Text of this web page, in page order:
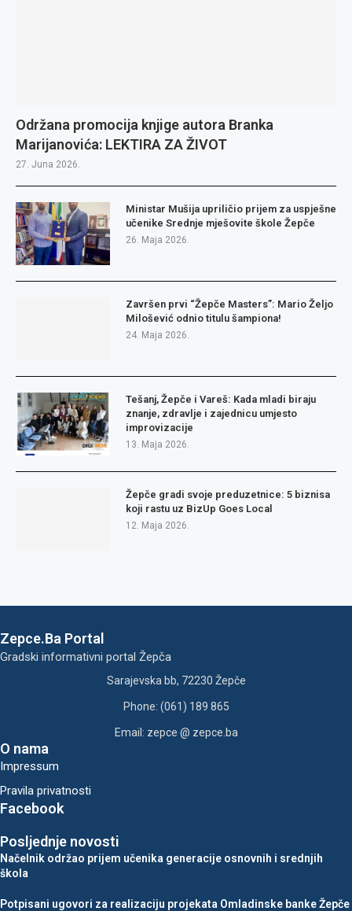
Održana promocija knjige autora Branka
Marijanovića: LEKTIRA ZA ŽIVOT
27. Juna 2026.
Ministar Mušija upriličio prijem za uspješne
učenike Srednje mješovite škole Žepče
26. Maja 2026.
Završen prvi “Žepče Masters”: Mario Željo
Milošević odnio titulu šampiona!
24. Maja 2026.
Tešanj, Žepče i Vareš: Kada mladi biraju
znanje, zdravlje i zajednicu umjesto
improvizacije
13. Maja 2026.
Žepče gradi svoje preduzetnice: 5 biznisa
koji rastu uz BizUp Goes Local
12. Maja 2026.
Zepce.Ba Portal
Gradski informativni portal Žepča
Sarajevska bb, 72230 Žepče
Phone: (061) 189 865
Email: zepce @ zepce.ba
O nama
Impressum
Pravila privatnosti
Facebook
Posljednje novosti
Načelnik održao prijem učenika generacije osnovnih i srednjih
škola
Potpisani ugovori za realizaciju projekata Omladinske banke Žepče